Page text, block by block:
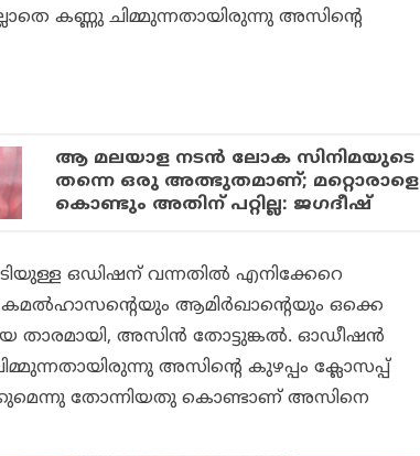
കണ്ണു ചിമ്മുന്നതായിരുന്നു അസിൻ്റെ
ആ മലയാള നടന്‍ ലോക സിനിമയുടെ
തന്നെ ഒരു അത്ഭുതമാണ്; മറ്റൊരാളെ
കൊണ്ടും അതിന് പറ്റില്ല: ജഗദീഷ്
ഒഡിഷന് വന്നതിൽ എനിക്കേറെ
കമൽഹാസന്റെയും ആമിർഖാന്റെയും ഒക്കെ
താരമായി, അസിൻ തോട്ടുങ്കൽ. ഓഡീഷൻ
അസിൻ്റെ കുഴപ്പം ക്ലോസപ്പ്
തോന്നിയതു കൊണ്ടാണ് അസിനെ